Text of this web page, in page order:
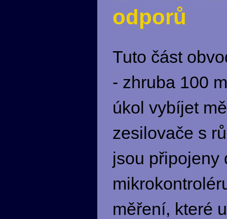
odporů
Tuto část
- zhruba 100
úkol vybíjet
zesilovače s
jsou připojeny
měření, které